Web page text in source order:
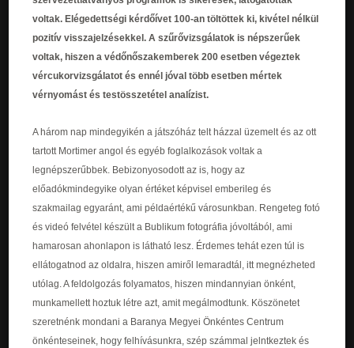
voltak. Elégedettségi kérdőívet 100-an töltöttek ki, kivétel nélkül
pozitív visszajelzésekkel. A szűrővizsgálatok is népszerűek
voltak, hiszen a védőnőszakemberek 200 esetben végeztek
vércukorvizsgálatot és ennél jóval több esetben mértek
vérnyomást és testösszetétel analízist.
A három nap mindegyikén a játszóház telt házzal üzemelt és az ott
tartott Mortimer angol és egyéb foglalkozások voltak a
legnépszerűbbek. Bebizonyosodott az is, hogy az
előadókmindegyike olyan értéket képvisel emberileg és
szakmailag egyaránt, ami példaértékű városunkban. Rengeteg fotó
és videó felvétel készült a Bublikum fotográfia jóvoltából, ami
hamarosan ahonlapon is látható lesz. Érdemes tehát ezen túl is
ellátogatnod az oldalra, hiszen amiről lemaradtál, itt megnézheted
utólag. A feldolgozás folyamatos, hiszen mindannyian önként,
munkamellett hoztuk létre azt, amit megálmodtunk. Köszönetet
szeretnénk mondani a Baranya Megyei Önkéntes Centrum
önkénteseinek, hogy felhívásunkra, szép számmal jelntkeztek és